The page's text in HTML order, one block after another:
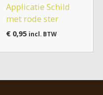
Applicatie Schild
met rode ster
€0,95 incl. BTW